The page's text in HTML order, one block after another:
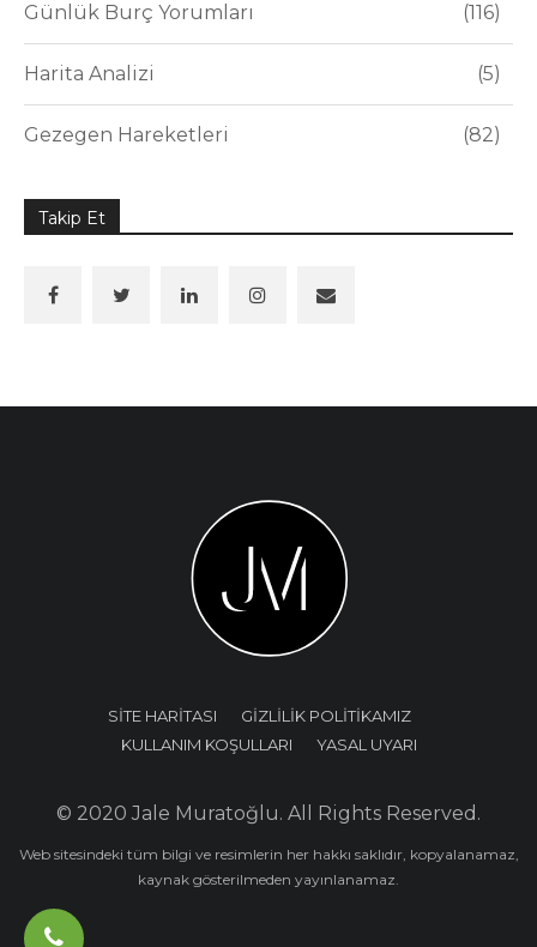
Günlük Burç Yorumları 116
Harita Analizi 5
Gezegen Hareketleri 82
Takip Et
SİTE HARİTASI
GİZLİLİK POLİTİKAMIZ
KULLANIM KOŞULLARI
YASAL UYARI
© 2020 Jale Muratoğlu. All Rights Reserved.
Web sitesindeki tüm bilgi ve resimlerin her hakkı saklıdır, kopyalanamaz,
kaynak gösterilmeden yayınlanamaz.